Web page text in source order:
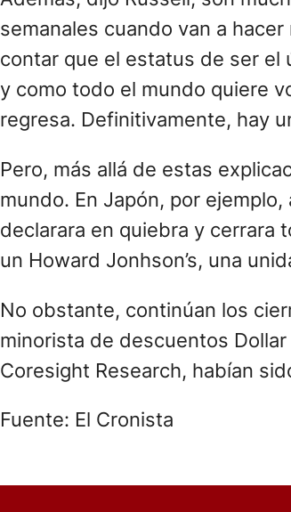
semanales cuando van a
contar que el estatus de ser el
y como todo el mundo quiere
regresa. Definitivamente, hay
Pero, más allá de estas
mundo. En Japón, por
declarara en quiebra y cerrara
un Howard Jonhson’s, una
No obstante, continúan los
minorista de descuentos
Coresight Research, habían
Fuente: El Cronista